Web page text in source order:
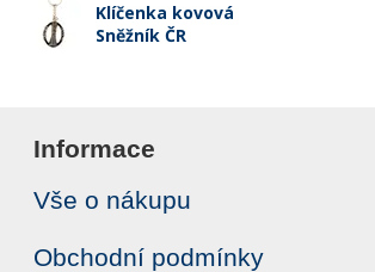
Klíčenka kovová
Sněžník ČR
Informace
Vše o nákupu
Obchodní podmínky